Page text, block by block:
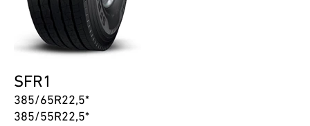
SFR1
385/65R22,5*
385/55R22,5*